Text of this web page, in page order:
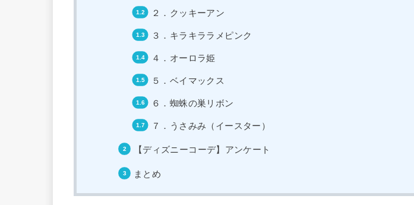
２．クッキーアン
３．キラキララメピンク
４．オーロラ姫
５．ベイマックス
６．蜘蛛の巣リボン
７．うさみみ（イースター）
【ディズニーコーデ】アンケート
まとめ